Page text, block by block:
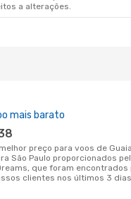
a alterações.
mais barato
São Paulo proporcionados
que foram encontrados
clientes nos últimos 3 dias